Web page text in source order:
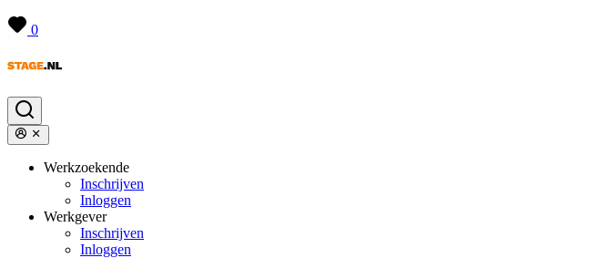
0
Werkzoekende
Inschrijven
Inloggen
Werkgever
Inschrijven
Inloggen